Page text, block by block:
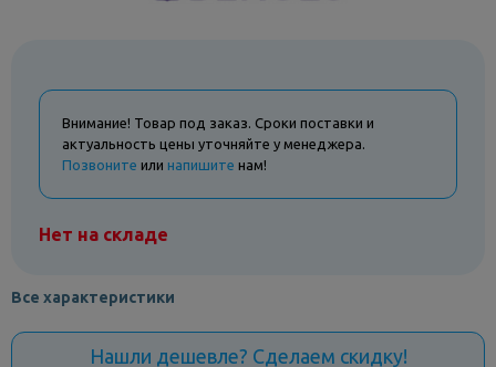
Внимание! Товар под заказ. Сроки поставки и
актуальность цены уточняйте у менеджера.
Позвоните или напишите нам!
Нет на складе
Все характеристики
Нашли дешевле? Сделаем скидку!